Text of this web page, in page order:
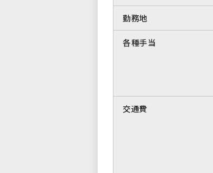
勤務地
各種手当
交通費